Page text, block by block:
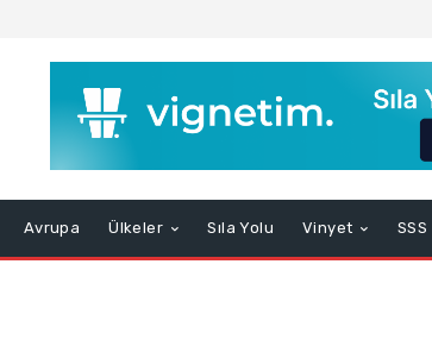
Avrupa Ülkeler Sıla Yolu Vinyet SSS